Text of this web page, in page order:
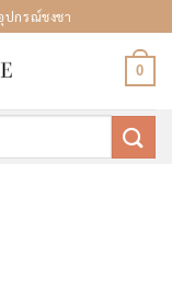
ปกรณ์ชงชา
0